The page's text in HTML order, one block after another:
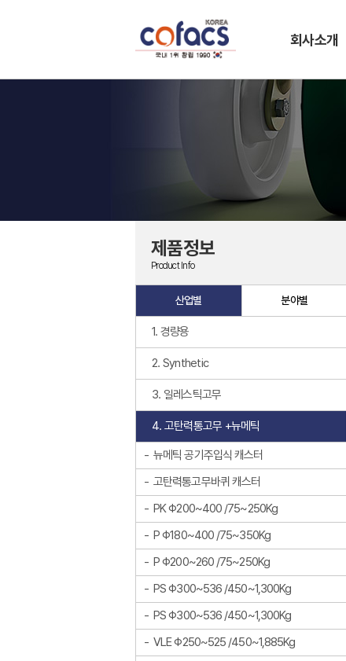
회사소개
제품정보
Product Info
산업별 분야별
1. 경량용
2. Synthetic
3. 일레스틱고무
4. 고탄력통고무 +뉴메틱
뉴메틱 공기주입식 캐스터
고탄력통고무바퀴 캐스터
PK Φ200~400 /75~250Kg
P Φ180~400 /75~350Kg
P Φ200~260 /75~250Kg
PS Φ300~536 /450~1,300Kg
PS Φ300~536 /450~1,300Kg
VLE Φ250~525 /450~1,885Kg